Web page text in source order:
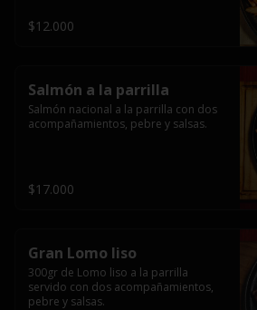
$12.000
Salmón a la parrilla
Salmón nacional a la parrilla con dos
acompañamientos, pebre y salsas.
$17.000
Gran Lomo liso
300gr de Lomo liso a la parrilla
servido con dos acompañamientos,
pebre y salsas.